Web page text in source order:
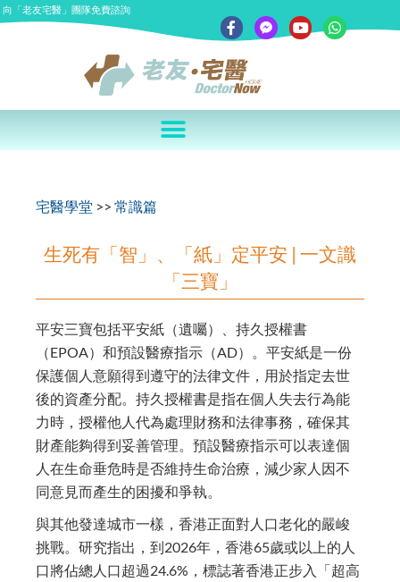
向「老友宅醫」團隊免費諮詢
宅醫學堂 >> 常識篇
生死有「智」、「紙」定平安 | 一文識
「三寶」
平安三寶包括平安紙（遺囑）、持久授權書
（EPOA）和預設醫療指示（AD）。 平安紙是一份
保護個人意願得到遵守的法律文件，用於指定去世
後的資產分配。 持久授權書是指在個人失去行為能
力時，授權他人代為處理財務和法律事務，確保其
財產能夠得到妥善管理。 預設醫療指示可以表達個
人在生命垂危時是否維持生命治療，減少家人因不
同意見而產生的困擾和爭執。
與其他發達城市一樣，香港正面對人口老化的嚴峻
挑戰。研究指出，到2026年，香港65歲或以上的人
口將佔總人口超過24.6%，標誌著香港正步入「超高